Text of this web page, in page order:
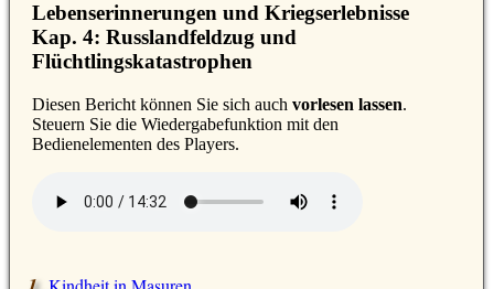
Lebenserinnerungen und Kriegserlebnisse
Kap. 4: Russlandfeldzug und
Flüchtlingskatastrophen
Diesen Bericht können Sie sich auch vorlesen lassen.
Steuern Sie die Wiedergabefunktion mit den
Bedienelementen des Players.